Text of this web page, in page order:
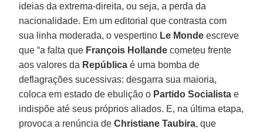
ideias da extrema-direita, ou seja, a perda da
nacionalidade. Em um editorial que contrasta com
sua linha moderada, o vespertino Le Monde escreve
que “a falta que François Hollande cometeu frente
aos valores da República é uma bomba de
deflagrações sucessivas: desgarra sua maioria,
coloca em estado de ebulição o Partido Socialista e
indispõe até seus próprios aliados. E, na última etapa,
provoca a renúncia deChristiane Taubira, que